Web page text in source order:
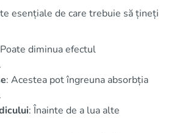
esențiale de care trebuie să țineți
diminua efectul
: Acestea pot îngreuna absorbția
: Înainte de a lua alte